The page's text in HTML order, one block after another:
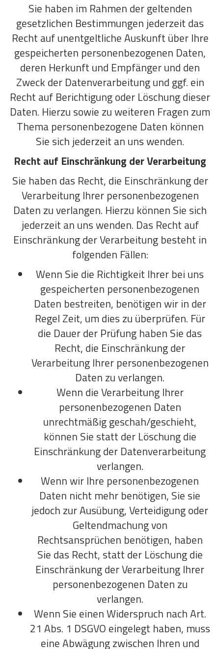
Sie haben im Rahmen der geltenden
gesetzlichen Bestimmungen jederzeit das
Recht auf unentgeltliche Auskunft über Ihre
gespeicherten personenbezogenen Daten,
deren Herkunft und Empfänger und den
Zweck der Datenverarbeitung und ggf. ein
Recht auf Berichtigung oder Löschung dieser
Daten. Hierzu sowie zu weiteren Fragen zum
Thema personenbezogene Daten können
Sie sich jederzeit an uns wenden.
Recht auf Einschränkung der Verarbeitung
Sie haben das Recht, die Einschränkung der
Verarbeitung Ihrer personenbezogenen
Daten zu verlangen. Hierzu können Sie sich
jederzeit an uns wenden. Das Recht auf
Einschränkung der Verarbeitung besteht in
folgenden Fällen:
Wenn Sie die Richtigkeit Ihrer bei uns
gespeicherten personenbezogenen
Daten bestreiten, benötigen wir in der
Regel Zeit, um dies zu überprüfen. Für
die Dauer der Prüfung haben Sie das
Recht, die Einschränkung der
Verarbeitung Ihrer personenbezogenen
Daten zu verlangen.
Wenn die Verarbeitung Ihrer
personenbezogenen Daten
unrechtmäßig geschah/geschieht,
können Sie statt der Löschung die
Einschränkung der Datenverarbeitung
verlangen.
Wenn wir Ihre personenbezogenen
Daten nicht mehr benötigen, Sie sie
jedoch zur Ausübung, Verteidigung oder
Geltendmachung von
Rechtsansprüchen benötigen, haben
Sie das Recht, statt der Löschung die
Einschränkung der Verarbeitung Ihrer
personenbezogenen Daten zu
verlangen.
Wenn Sie einen Widerspruch nach Art.
21 Abs. 1 DSGVO eingelegt haben, muss
eine Abwägung zwischen Ihren und